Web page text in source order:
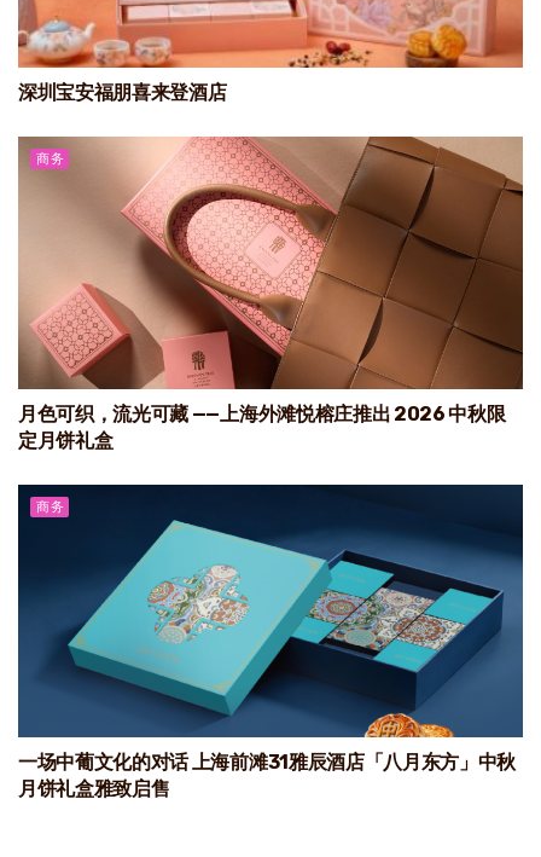
深圳宝安福朋喜来登酒店
商务
月色可织，流光可藏 ——上海外滩悦榕庄推出 2026 中秋限
定月饼礼盒
商务
一场中葡文化的对话 上海前滩31雅辰酒店「八月东方」中秋
月饼礼盒雅致启售